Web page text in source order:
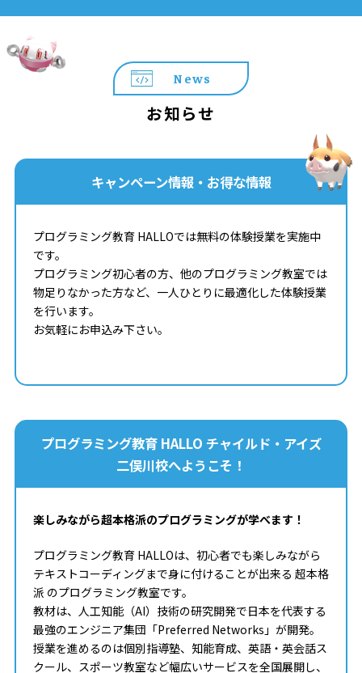
News
お知らせ
キャンペーン情報・お得な情報
プログラミング教育 HALLOでは無料の体験授業を実施中
です。
プログラミング初心者の方、他のプログラミング教室では
物足りなかった方など、一人ひとりに最適化した体験授業
を行います。
お気軽にお申込み下さい。
プログラミング教育 HALLO チャイルド・アイズ
二俣川校へようこそ！
楽しみながら超本格派のプログラミングが学べます！
プログラミング教育 HALLOは、初心者でも楽しみながら
テキストコーディングまで身に付けることが出来る 超本格
派 のプログラミング教室です。
教材は、人工知能（AI）技術の研究開発で日本を代表する
最強のエンジニア集団「Preferred Networks」が開発。
授業を進めるのは個別指導塾、知能育成、英語・英会話ス
クール、スポーツ教室など幅広いサービスを全国展開し、